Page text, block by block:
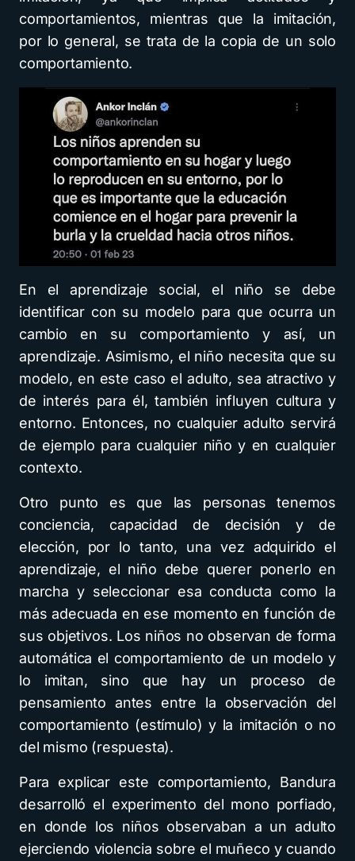
comportamientos, mientras que la imitación,
por lo general, se trata de la copia de un solo
comportamiento.
En el aprendizaje social, el niño se debe
identificar con su modelo para que ocurra un
cambio en su comportamiento y así, un
aprendizaje. Asimismo, el niño necesita que su
modelo, en este caso el adulto, sea atractivo y
de interés para él, también influyen cultura y
entorno. Entonces, no cualquier adulto servirá
de ejemplo para cualquier niño y en cualquier
contexto.
Otro punto es que las personas tenemos
conciencia, capacidad de decisión y de
elección, por lo tanto, una vez adquirido el
aprendizaje, el niño debe querer ponerlo en
marcha y seleccionar esa conducta como la
más adecuada en ese momento en función de
sus objetivos. Los niños no observan de forma
automática el comportamiento de un modelo y
lo imitan, sino que hay un proceso de
pensamiento antes entre la observación del
comportamiento (estímulo) y la imitación o no
del mismo (respuesta).
Para explicar este comportamiento, Bandura
desarrolló el experimento del mono porfiado,
en donde los niños observaban a un adulto
ejerciendo violencia sobre el muñeco y cuando